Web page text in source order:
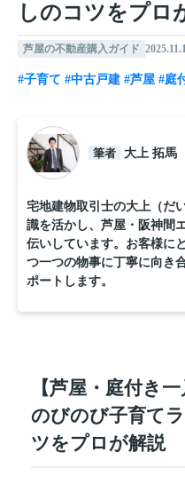
しのコツをプロ
芦屋の不動産購入ガイド
#子育て #中古戸建 #芦屋 #庭
筆者 大上 拓馬
宅地建物取引士の大上（だ
識を活かし、芦屋・阪神間
伝いしています。お客様に
つ一つの物事に丁寧に向き
ポートします。
【芦屋・庭付き
のびのび子育て
ツをプロが解説